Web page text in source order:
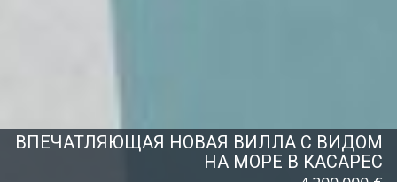
ВПЕЧАТЛЯЮЩАЯ НОВАЯ ВИЛЛА С ВИДОМ
НА МОРЕ В КАСАРЕС